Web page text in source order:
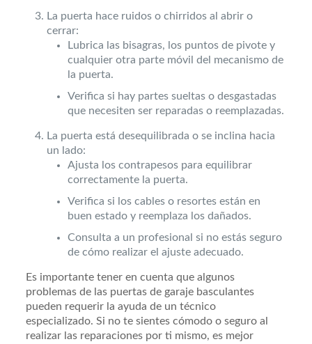
La puerta hace ruidos o chirridos al abrir o
cerrar:
Lubrica las bisagras, los puntos de pivote y
cualquier otra parte móvil del mecanismo de
la puerta.
Verifica si hay partes sueltas o desgastadas
que necesiten ser reparadas o reemplazadas.
La puerta está desequilibrada o se inclina hacia
un lado:
Ajusta los contrapesos para equilibrar
correctamente la puerta.
Verifica si los cables o resortes están en
buen estado y reemplaza los dañados.
Consulta a un profesional si no estás seguro
de cómo realizar el ajuste adecuado.
Es importante tener en cuenta que algunos
problemas de las puertas de garaje basculantes
pueden requerir la ayuda de un técnico
especializado. Si no te sientes cómodo o seguro al
realizar las reparaciones por ti mismo, es mejor